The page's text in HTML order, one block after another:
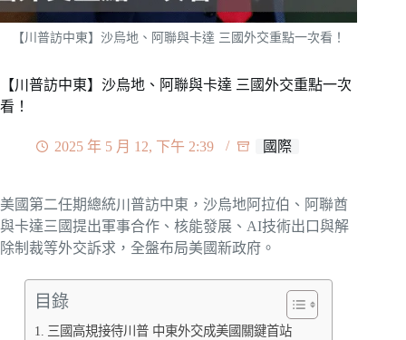
【川普訪中東】沙烏地、阿聯與卡達 三國外交重點一次看！
【川普訪中東】沙烏地、阿聯與卡達 三國外交重點一次
看！
2025 年 5 月 12, 下午 2:39 國際
美國第二任期總統川普訪中東，沙烏地阿拉伯、阿聯酋
與卡達三國提出軍事合作、核能發展、AI技術出口與解
除制裁等外交訴求，全盤布局美國新政府。
目錄
三國高規接待川普 中東外交成美國關鍵首站